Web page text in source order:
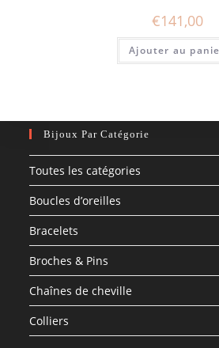
€141,00
Ajouter au
Bijoux Par Catégorie
Toutes les catégories
Boucles d’oreilles
Bracelets
Broches & Pins
Chaînes de cheville
Colliers